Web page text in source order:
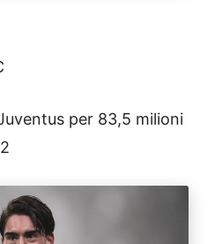
per 83,5 milioni